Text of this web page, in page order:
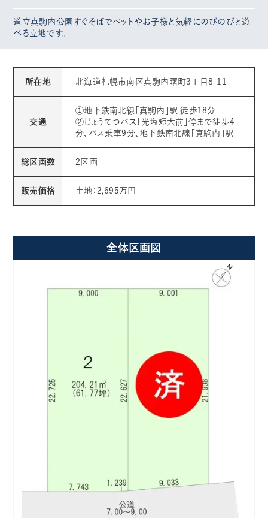
道立真駒内公園すぐそばでペットやお子様と気軽にのびのびと遊
べる立地です。
所在地 北海道札幌市南区真駒内曙町3丁目8-11
交通
①地下鉄南北線「真駒内」駅 徒歩18分
②じょうてつバス「光塩短大前」停まで徒歩4
分、バス乗車9分、地下鉄南北線「真駒内」駅
総区画数 2区画
販売価格 土地：2,695万円
全体区画図